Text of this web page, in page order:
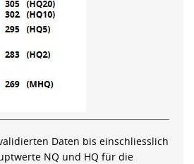
Daten bis einschliesslich
NQ und HQ für die